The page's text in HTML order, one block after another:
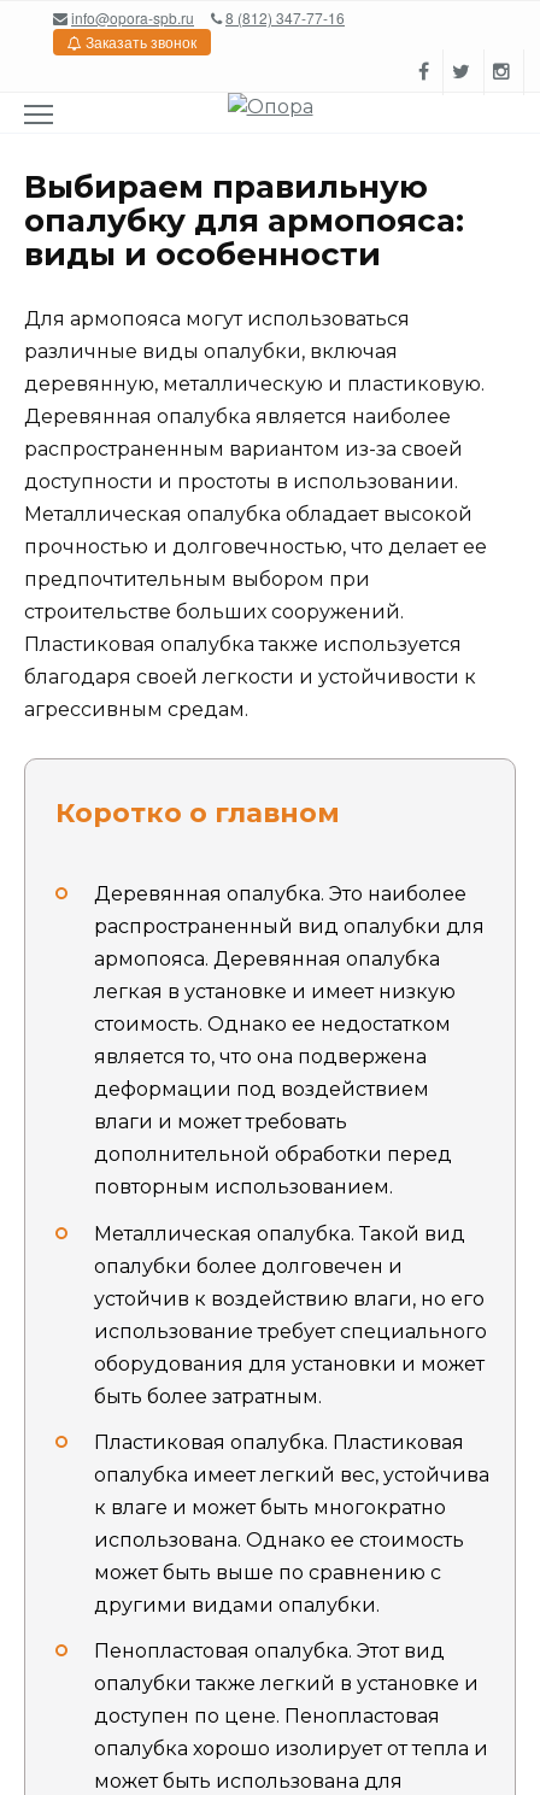
Перейтиinfo@opora-spb.ru
8 (812) 347-77-16
Заказать звонок
Выбираем правильную
опалубку для армопояса:
виды и особенности
Для армопояса могут использоваться
различные виды опалубки, включая
деревянную, металлическую и пластиковую.
Деревянная опалубка является наиболее
распространенным вариантом из-за своей
доступности и простоты в использовании.
Металлическая опалубка обладает высокой
прочностью и долговечностью, что делает ее
предпочтительным выбором при
строительстве больших сооружений.
Пластиковая опалубка также используется
благодаря своей легкости и устойчивости к
агрессивным средам.
Коротко о главном
Деревянная опалубка. Это наиболее
распространенный вид опалубки для
армопояса. Деревянная опалубка
легкая в установке и имеет низкую
стоимость. Однако ее недостатком
является то, что она подвержена
деформации под воздействием
влаги и может требовать
дополнительной обработки перед
повторным использованием.
Металлическая опалубка. Такой вид
опалубки более долговечен и
устойчив к воздействию влаги, но его
использование требует специального
оборудования для установки и может
быть более затратным.
Пластиковая опалубка. Пластиковая
опалубка имеет легкий вес, устойчива
к влаге и может быть многократно
использована. Однако ее стоимость
может быть выше по сравнению с
другими видами опалубки.
Пенопластовая опалубка. Этот вид
опалубки также легкий в установке и
доступен по цене. Пенопластовая
опалубка хорошо изолирует от тепла и
может быть использована для